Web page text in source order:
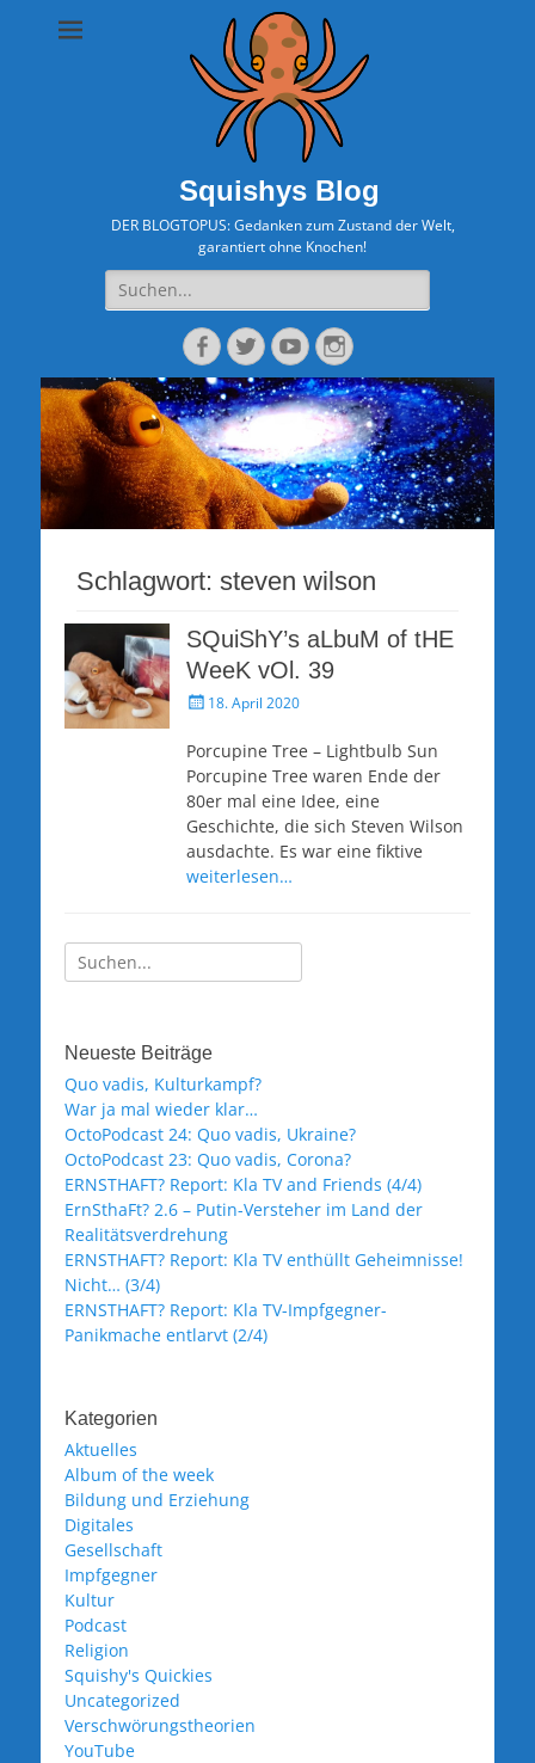
Squishys Blog
DER BLOGTOPUS: Gedanken zum Zustand der Welt,
garantiert ohne Knochen!
Suche
nach:
Facebook
TwitterYouTubeInstagram
Schlagwort: steven wilson
SQuiShY’s aLbuM of tHE
WeeK vOl. 39
Veröffentlicht
18. April 2020
Porcupine Tree – Lightbulb Sun
Porcupine Tree waren Ende der
80er mal eine Idee, eine
Geschichte, die sich Steven Wilson
ausdachte. Es war eine fiktive
weiterlesen…
Suche
nach:
Neueste Beiträge
Quo vadis, Kulturkampf?
War ja mal wieder klar…
OctoPodcast 24: Quo vadis, Ukraine?
OctoPodcast 23: Quo vadis, Corona?
ERNSTHAFT? Report: Kla TV and Friends (4/4)
ErnSthaFt? 2.6 – Putin-Versteher im Land der
Realitätsverdrehung
ERNSTHAFT? Report: Kla TV enthüllt Geheimnisse!
Nicht… (3/4)
ERNSTHAFT? Report: Kla TV-Impfgegner-
Panikmache entlarvt (2/4)
Kategorien
Aktuelles
Album of the week
Bildung und Erziehung
Digitales
Gesellschaft
Impfgegner
Kultur
Podcast
Religion
Squishy's Quickies
Uncategorized
Verschwörungstheorien
YouTube